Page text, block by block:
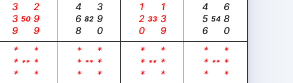
339 50 299 468 82390 120 33139 456 54680
*** ** *** *** ***** *** ***** *** *****